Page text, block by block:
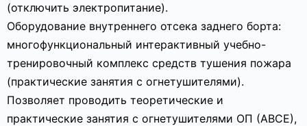
(отключить электропитание).
Оборудование внутреннего отсека заднего борта:
многофункциональный интерактивный учебно-
тренировочный комплекс средств тушения пожара
(практические занятия с огнетушителями).
Позволяет проводить теоретические и
практические занятия с огнетушителями ОП (АВСЕ),